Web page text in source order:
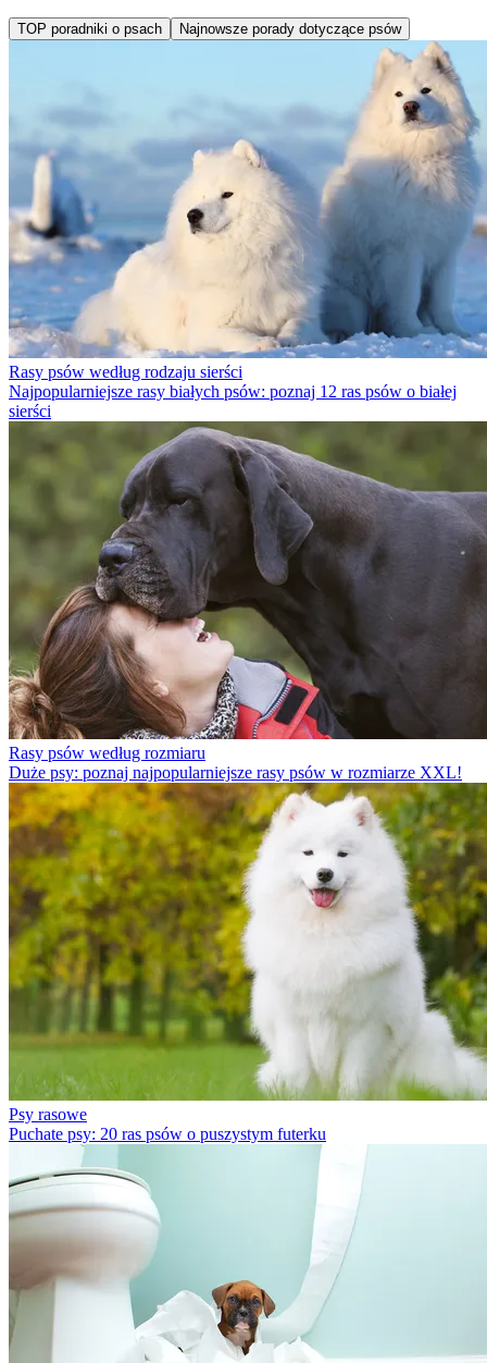
TOP poradniki o psach Najnowsze porady dotyczące psów
Rasy psów według rodzaju sierści
Najpopularniejsze rasy białych psów: poznaj 12 ras psów o białej
sierści
Rasy psów według rozmiaru
Duże psy: poznaj najpopularniejsze rasy psów w rozmiarze XXL!
Psy rasowe
Puchate psy: 20 ras psów o puszystym futerku